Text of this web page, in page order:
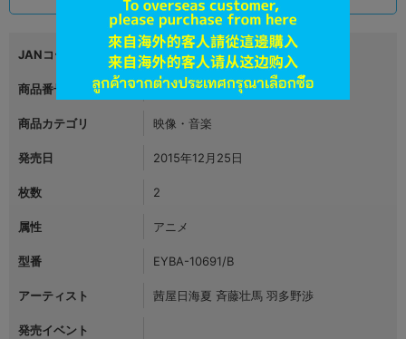
JANコード 4562475256918
商品番号 L02634086
商品カテゴリ 映像・音楽
発売日 2015年12月25日
枚数 2
属性 アニメ
型番 EYBA-10691/B
アーティスト 茜屋日海夏 斉藤壮馬 羽多野渉
発売イベント